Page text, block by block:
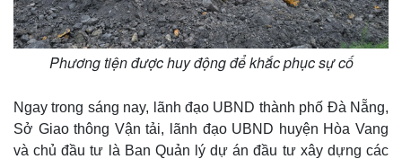
Thế giới
Cuộc sống đó đây
Hồ sơ
Multimedia
Ảnh
E-Magazine
Infographic
Phương tiện được huy động để khắc phục sự cố
Ngay trong sáng nay, lãnh đạo UBND thành phố Đà Nẵng,
Sở Giao thông Vận tải, lãnh đạo UBND huyện Hòa Vang
và chủ đầu tư là Ban Quản lý dự án đầu tư xây dựng các